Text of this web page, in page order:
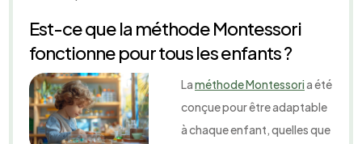
Est-ce que la méthode Montessori
fonctionne pour tous les enfants ?
Laméthode Montessoria été
conçue pour être adaptable
à chaque enfant, quelles que